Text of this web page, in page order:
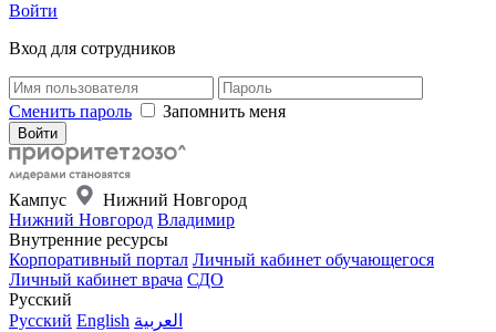
Войти
Вход для сотрудников
Сменить пароль Запомнить меня
Кампус
Нижний Новгород
Нижний Новгород Владимир
Внутренние ресурсы
Корпоративный портал Личный кабинет обучающегося
Личный кабинет врача СДО
Русский
Русский English العربية